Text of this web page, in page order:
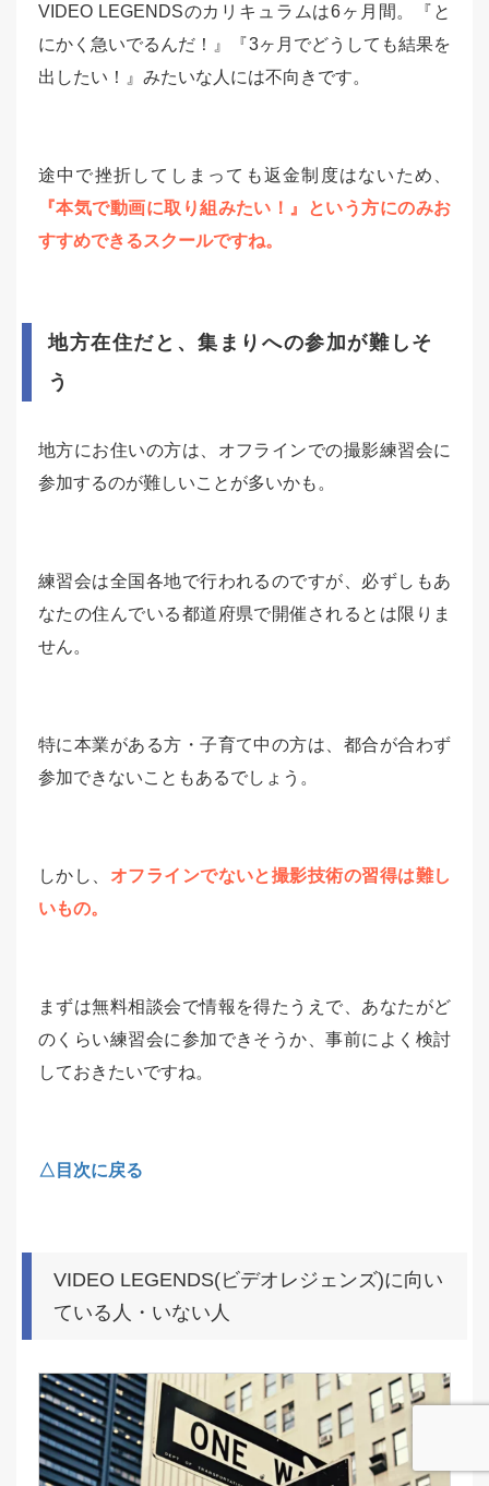
VIDEO LEGENDSのカリキュラムは6ヶ月間。『と
にかく急いでるんだ！』『3ヶ月でどうしても結果を
出したい！』みたいな人には不向きです。
途中で挫折してしまっても返金制度はないため、
『本気で動画に取り組みたい！』という方にのみお
すすめできるスクールですね。
地方在住だと、集まりへの参加が難しそ
う
地方にお住いの方は、オフラインでの撮影練習会に
参加するのが難しいことが多いかも。
練習会は全国各地で行われるのですが、必ずしもあ
なたの住んでいる都道府県で開催されるとは限りま
せん。
特に本業がある方・子育て中の方は、都合が合わず
参加できないこともあるでしょう。
しかし、 オフラインでないと撮影技術の習得は難し
いもの。
まずは無料相談会で情報を得たうえで、あなたがど
のくらい練習会に参加できそうか、事前によく検討
しておきたいですね。
△目次に戻る
VIDEO LEGENDS(ビデオレジェンズ)に向い
ている人・いない人